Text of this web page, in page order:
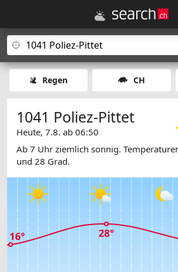
Regen CH
1041 Poliez-Pittet
Heute, 7.8. ab 06:50
Ab 7 Uhr ziemlich sonnig.
und 28 Grad.